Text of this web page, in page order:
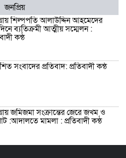
জনপ্রিয়
শিল্পপতি আলাউদ্দিন আহমেদের
ব্যতিক্রমী আত্মীয় সম্মেলন :
কন্ঠ
সংবাদের প্রতিবাদ: প্রতিবাদী কন্ঠ
জমিজমা সংক্রান্তের জেরে জখম ও
:আদালতে মামলা : প্রতিবাদী কন্ঠ